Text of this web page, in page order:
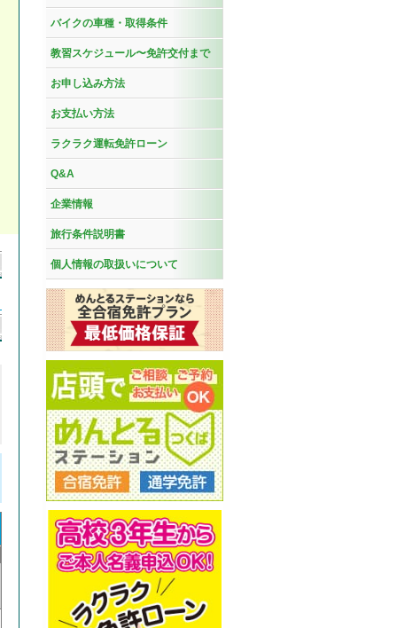
バイクの車種・取得条件
教習スケジュール〜免許交付まで
お申し込み方法
お支払い方法
ラクラク運転免許ローン
Q&A
企業情報
旅行条件説明書
個人情報の取扱いについて